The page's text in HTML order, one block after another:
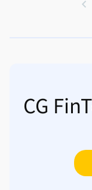
CG